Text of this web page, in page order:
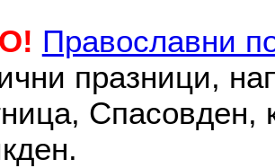
Православни
празници,
Спасовден,